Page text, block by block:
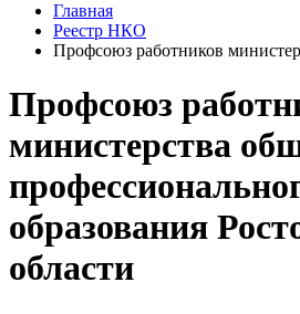
Главная
Реестр НКО
Профсоюз работников
Профсоюз
министерства
образования
области